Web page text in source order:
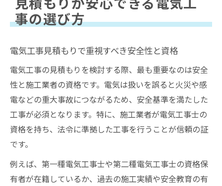
事の選び方
電気工事見積もりで重視すべき安全性と資格
電気工事の見積もりを検討する際、最も重要なのは安全
性と施工業者の資格です。電気は扱いを誤ると火災や感
電などの重大事故につながるため、安全基準を満たした
工事が必須となります。特に、施工業者が電気工事士の
資格を持ち、法令に準拠した工事を行うことが信頼の証
です。
例えば、第一種電気工事士や第二種電気工事士の資格保
有者が在籍しているか、過去の施工実績や安全教育の有